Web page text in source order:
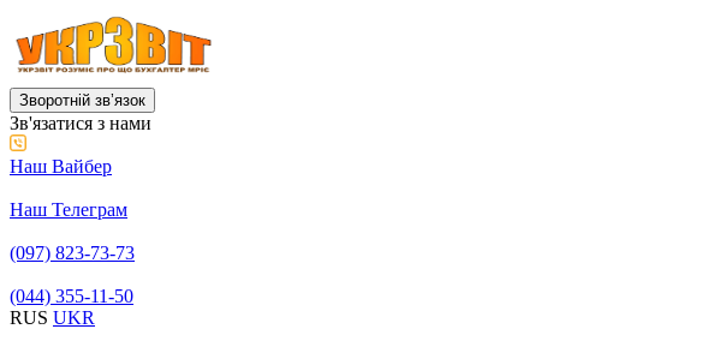
Зворотній звʼязок
Зв'язатися з нами
Наш Вайбер
Наш Телеграм
(097) 823-73-73
(044) 355-11-50
RUS UKR